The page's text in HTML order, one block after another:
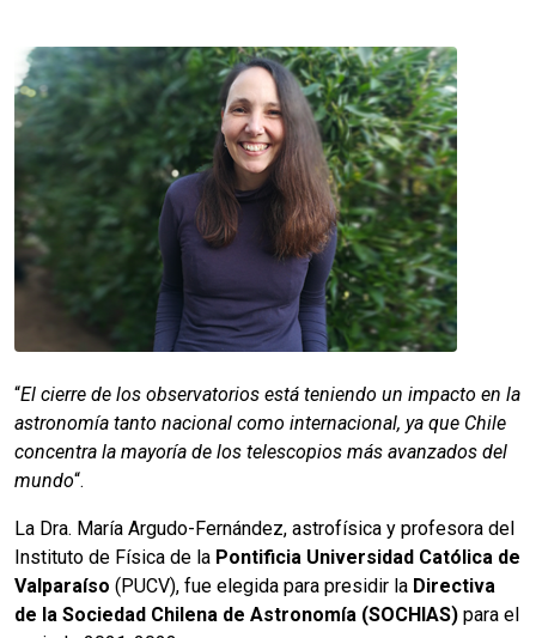
“El cierre de los observatorios está teniendo un impacto en la
astronomía tanto nacional como internacional, ya que Chile
concentra la mayoría de los telescopios más avanzados del
mundo“.
La Dra. María Argudo-Fernández, astrofísica y profesora del
Instituto de Física de la Pontificia Universidad Católica de
Valparaíso (PUCV), fue elegida para presidir la Directiva
de la Sociedad Chilena de Astronomía (SOCHIAS) para el